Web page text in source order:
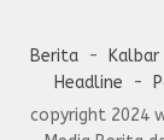
Berita Kalbar
Headline
copyright 2024